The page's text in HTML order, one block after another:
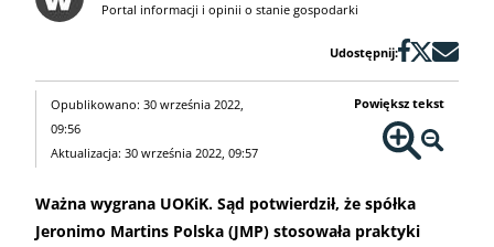
Portal informacji i opinii o stanie gospodarki
Udostępnij:
Opublikowano: 30 września 2022,
09:56
Aktualizacja: 30 września 2022, 09:57
Powiększ tekst
Ważna wygrana UOKiK. Sąd potwierdził, że spółka
Jeronimo Martins Polska (JMP) stosowała praktyki